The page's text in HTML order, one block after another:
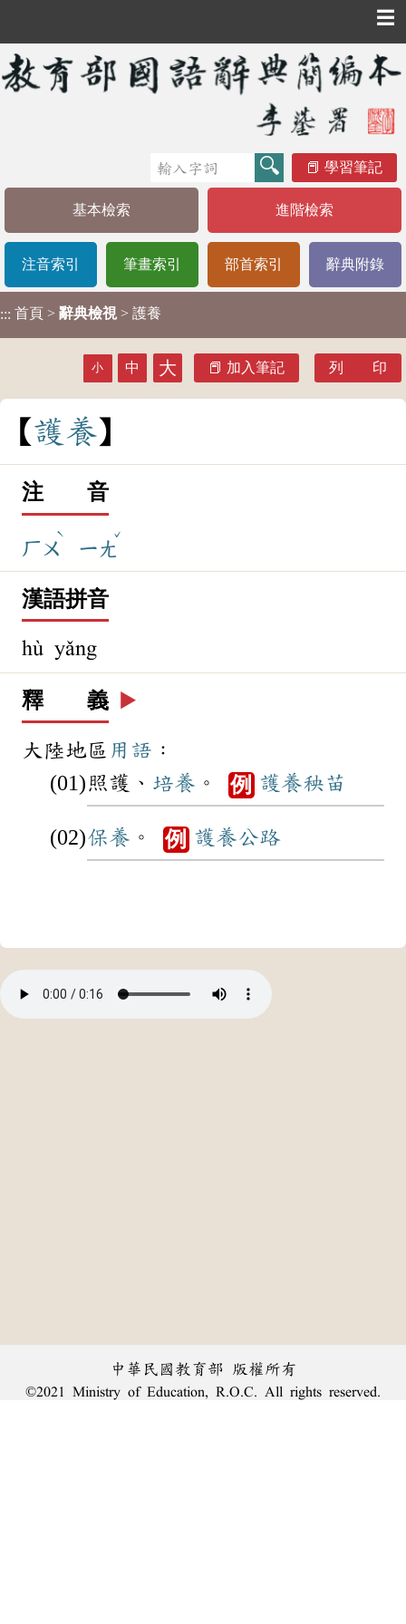
☰
學習筆記
基本檢索 進階檢索
注音索引 筆畫索引 部首索引 辭典附錄
::: 首頁 > 辭典檢視 > 護養
小 中 大 加入筆記 列 印
護養
注 音
ㄏㄨ
ˋ
ㄧㄤ
ˇ
漢語拼音
hù yǎng
釋 義 ▶️
大陸地區 用語 ：
照護、 培養 。 例 護養秧苗
保養 。 例 護養公路
中華民國教育部 版權所有
©2021 Ministry of Education, R.O.C. All rights reserved.